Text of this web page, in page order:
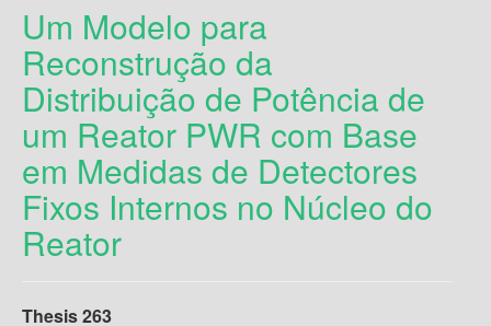
Um Modelo para
Reconstrução da
Distribuição de Potência de
um Reator PWR com Base
em Medidas de Detectores
Fixos Internos no Núcleo do
Reator
Thesis 263